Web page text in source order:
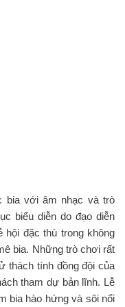
bia với âm nhạc và trò
biểu diễn do đạo diễn
đặc thù trong không
bia. Những trò chơi rất
thách tính đồng đội của
tham dự bản lĩnh. Lễ
bia hào hứng và sôi nổi